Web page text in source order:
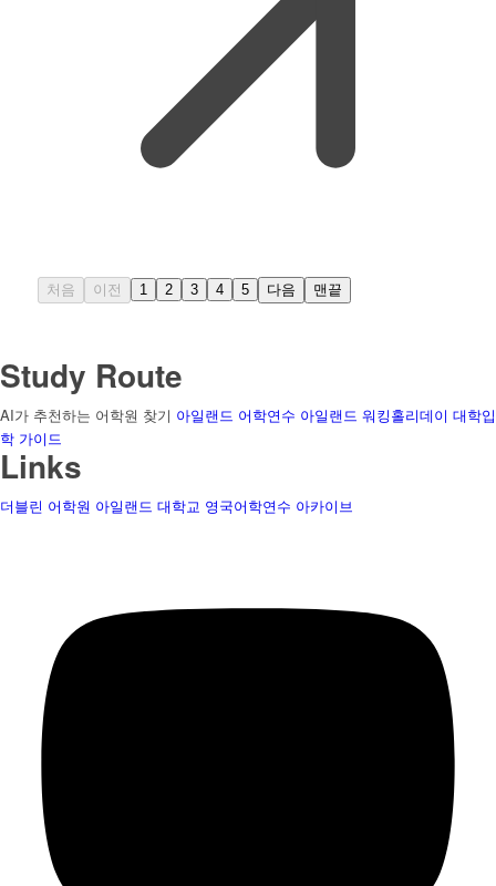
처음 이전 1 2 3 4 5 다음 맨끝
Study Route
AI가 추천하는 어학원 찾기 아일랜드 어학연수 아일랜드 워킹홀리데이 대학입
학 가이드
Links
더블린 어학원 아일랜드 대학교 영국어학연수 아카이브